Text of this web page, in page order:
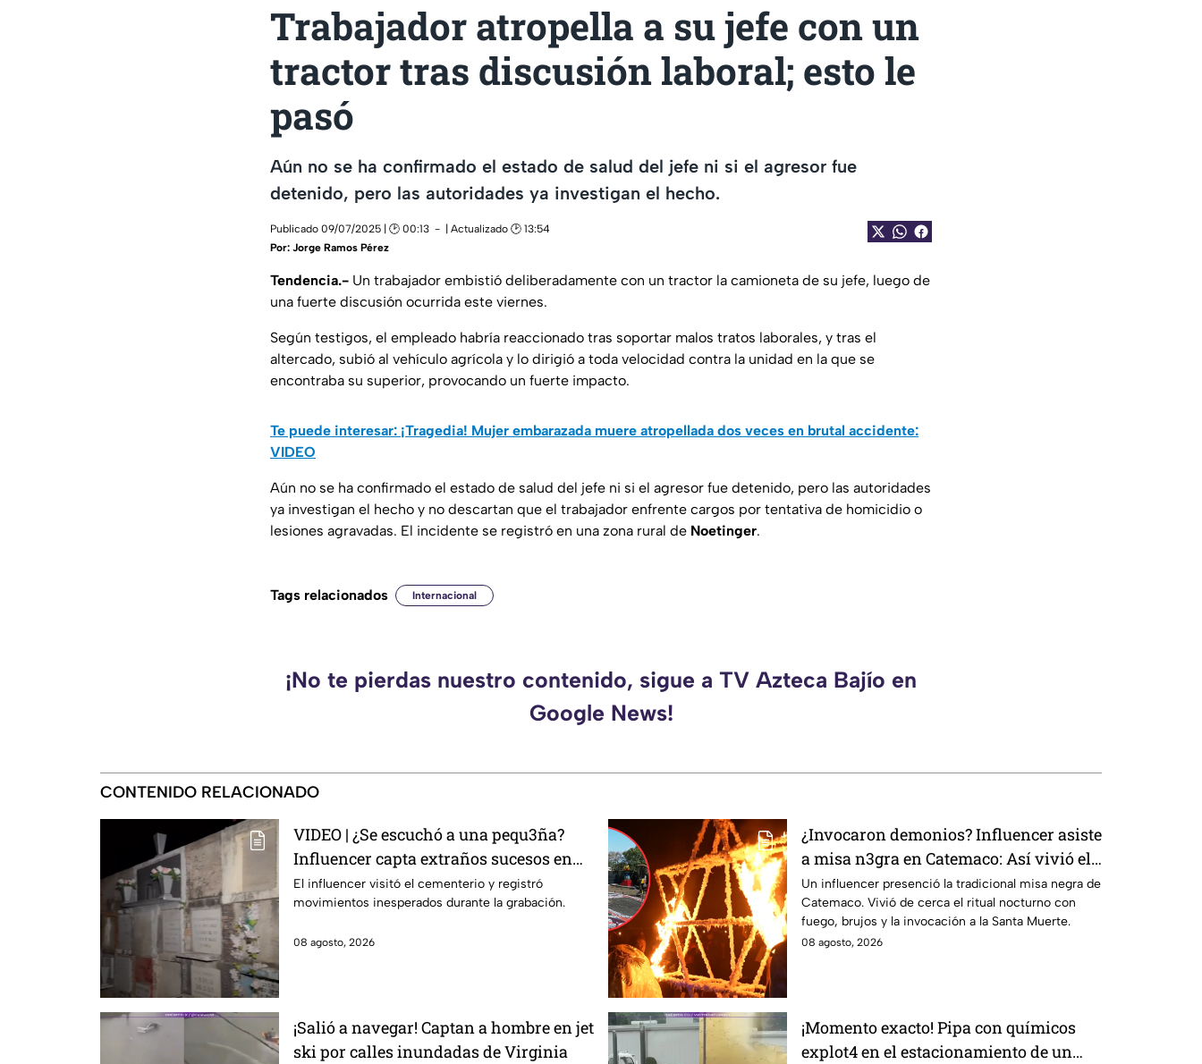
Trabajador atropella a su jefe con un
tractor tras discusión laboral; esto le
pasó
Aún no se ha confirmado el estado de salud del jefe ni si el agresor fue
detenido, pero las autoridades ya investigan el hecho.
Publicado 09/07/2025 | 🕑 00:13
| Actualizado 🕑 13:54
Por: Jorge Ramos Pérez
Tendencia.- Un trabajador embistió deliberadamente con un tractor la camioneta de su jefe, luego de
una fuerte discusión ocurrida este viernes.
Según testigos, el empleado habría reaccionado tras soportar malos tratos laborales, y tras el
altercado, subió al vehículo agrícola y lo dirigió a toda velocidad contra la unidad en la que se
encontraba su superior, provocando un fuerte impacto.
Te puede interesar: ¡Tragedia! Mujer embarazada muere atropellada dos veces en brutal accidente:
VIDEO
Aún no se ha confirmado el estado de salud del jefe ni si el agresor fue detenido, pero las autoridades
ya investigan el hecho y no descartan que el trabajador enfrente cargos por tentativa de homicidio o
lesiones agravadas. El incidente se registró en una zona rural de Noetinger.
Tags relacionados Internacional
¡No te pierdas nuestro contenido, sigue a TV Azteca Bajío en
Google News!
CONTENIDO RELACIONADO
VIDEO | ¿Se escuchó a una pequ3ña?
Influencer capta extraños sucesos en
panteón de Guanajuato
El influencer visitó el cementerio y registró
movimientos inesperados durante la grabación.
08 agosto, 2026
¿Invocaron demonios? Influencer asiste
a misa n3gra en Catemaco: Así vivió el
ritual con fuego y brujos
Un influencer presenció la tradicional misa negra de
Catemaco. Vivió de cerca el ritual nocturno con
fuego, brujos y la invocación a la Santa Muerte.
08 agosto, 2026
¡Salió a navegar! Captan a hombre en jet
ski por calles inundadas de Virginia
¡Momento exacto! Pipa con químicos
explot4 en el estacionamiento de un